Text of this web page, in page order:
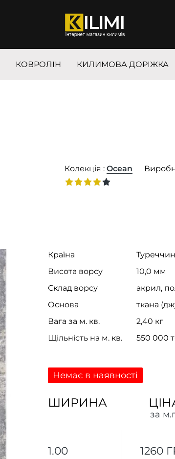
КОВРОЛІН КИЛИМОВА ДОРІЖКА
Колекція :Ocean
Країна
Висота ворсу
10,0 мм
Склад ворсу
акрил,
Основа
ткана
Вага за м. кв.
2,40 кг
Щільність на м. кв.
550 000
Немає в наявності
ШИРИНА
за
1.00 1260